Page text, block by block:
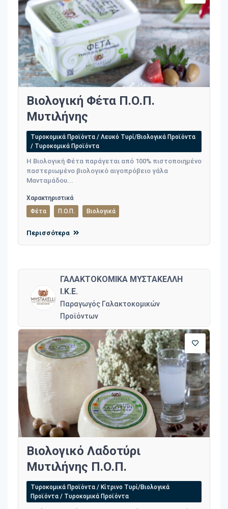
Βιολογική Φέτα Π.Ο.Π.
Μυτιλήνης
Τυροκομικά Προϊόντα / Λευκό Τυρί/Βιολογικά Προϊόντα
/ Τυροκομικά Προϊόντα
H Βιολογική Φέτα παράγεται από 100% πιστοποιημένο
παστεριωμένο βιολογικό αιγοπρόβειο γάλα
Μανταμάδου...
Χαρακτηριστικά
Φέτα
Π.Ο.Π. Βιολογικά
Περισσότερα
ΓΑΛΑΚΤΟΚΟΜΙΚΑ ΜΥΣΤΑΚΕΛΛΗ
Ι.Κ.Ε.
Παραγωγός Γαλακτοκομικών
Προϊόντων
Βιολογικό Λαδοτύρι
Μυτιλήνης Π.Ο.Π.
Τυροκομικά Προϊόντα / Κίτρινο Τυρί/Βιολογικά
Προϊόντα / Τυροκομικά Προϊόντα